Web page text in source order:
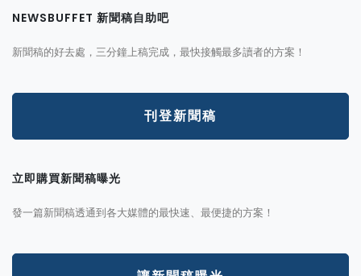
NEWSBUFFET 新聞稿自助吧
新聞稿的好去處，三分鐘上稿完成，最快接觸最多讀者的方案！
刊登新聞稿
立即購買新聞稿曝光
發一篇新聞稿透通到各大媒體的最快速、最便捷的方案！